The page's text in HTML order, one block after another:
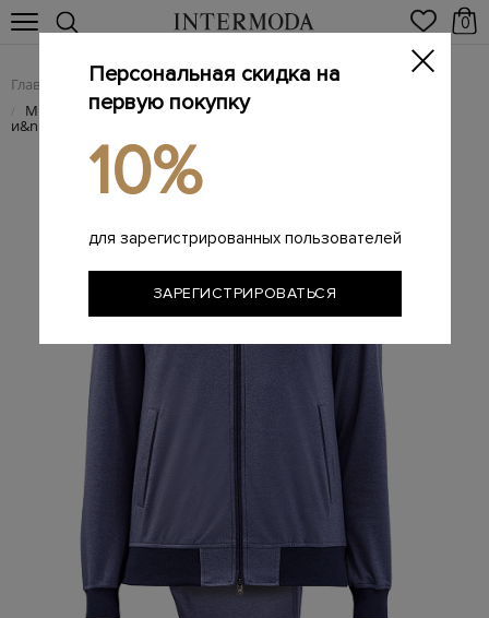
0
Главная Мужчинам / Одежда / Спортивная одежда
/ Минималистичный спортивный костюм из&nbsp;хлопка
и&nbsp;шелка
Персональная скидка на
первую покупку
10%
для зарегистрированных пользователей
ЗАРЕГИСТРИРОВАТЬСЯ